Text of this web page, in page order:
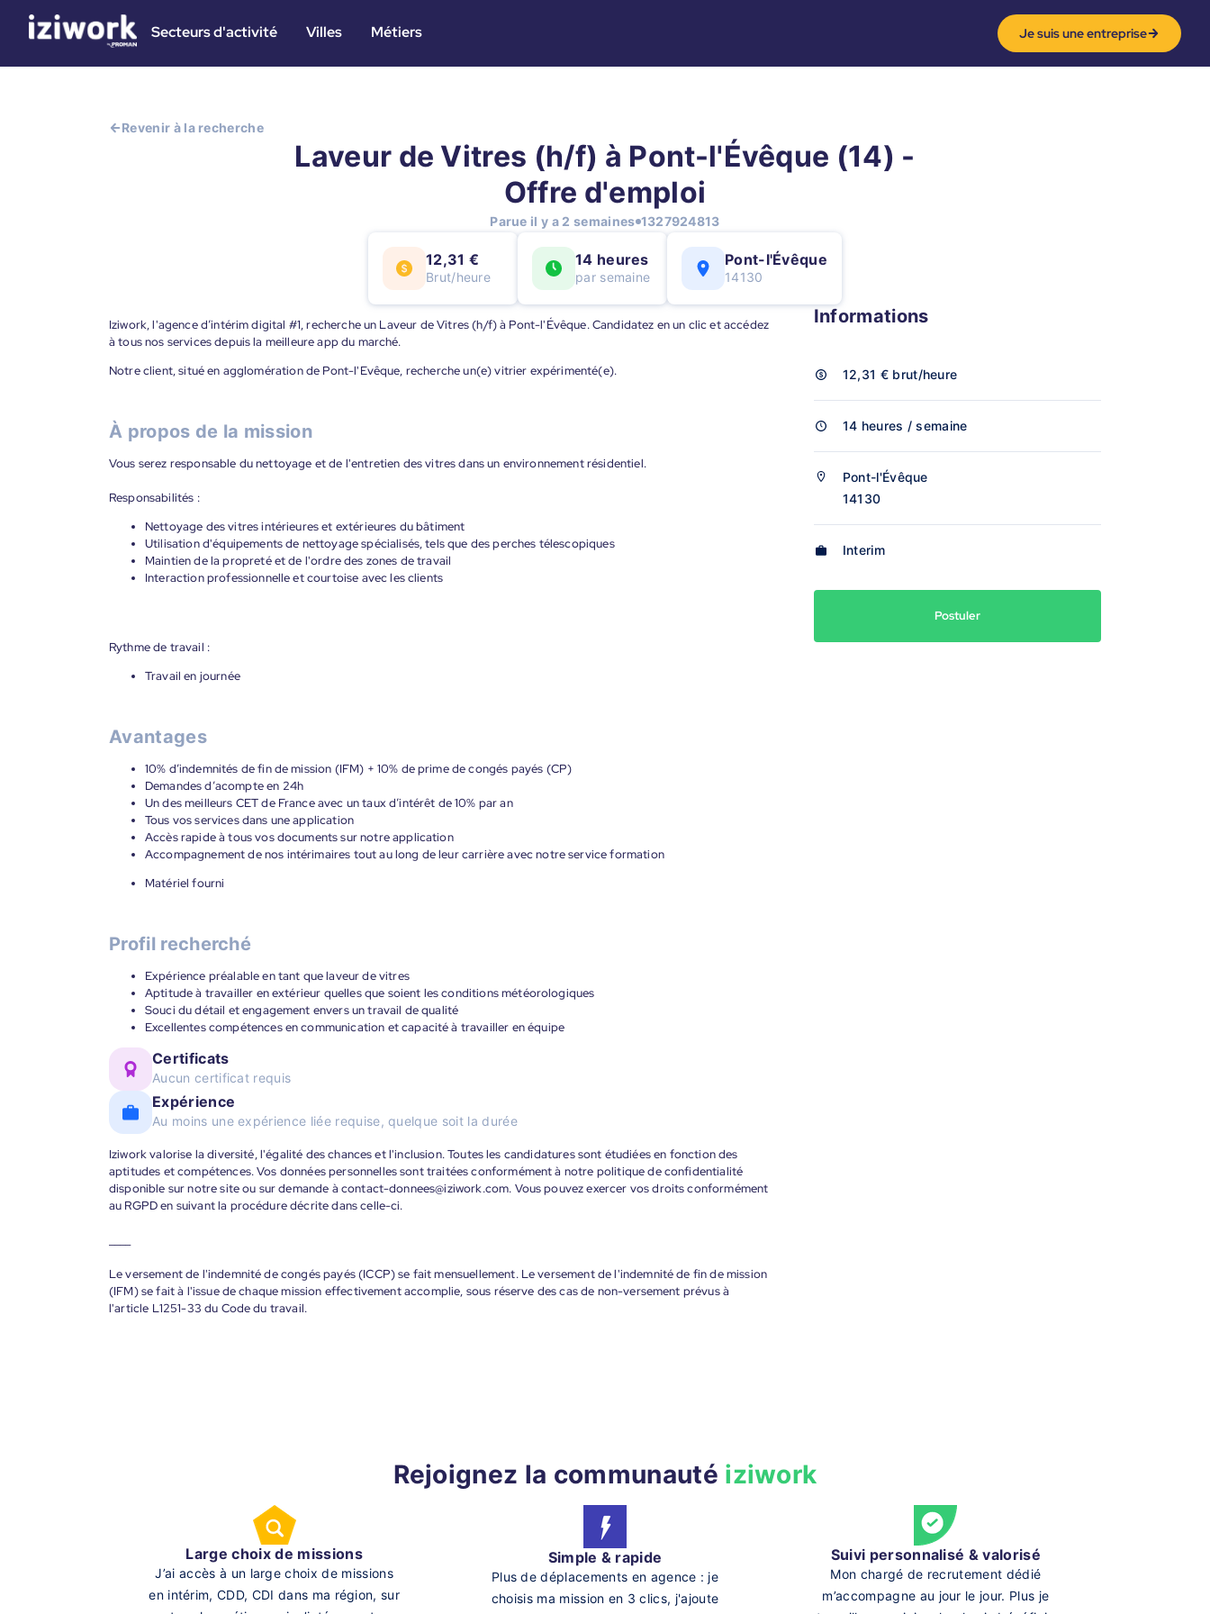
Secteurs d'activité Villes Métiers Je suis une entreprise
Revenir à la recherche
Laveur de Vitres (h/f) à Pont-l'Évêque (14) -
Offre d'emploi
Parue il y a 2 semaines 1327924813
12,31 €
Brut/heure
14 heures
par semaine
Pont-l'Évêque
14130
Iziwork, l'agence d’intérim digital #1, recherche un Laveur de Vitres (h/f) à Pont-l'Évêque. Candidatez en un clic et accédez
à tous nos services depuis la meilleure app du marché.
Notre client, situé en agglomération de Pont-l'Evêque, recherche un(e) vitrier expérimenté(e).
À propos de la mission
Vous serez responsable du nettoyage et de l'entretien des vitres dans un environnement résidentiel.
Responsabilités :
Nettoyage des vitres intérieures et extérieures du bâtiment
Utilisation d'équipements de nettoyage spécialisés, tels que des perches télescopiques
Maintien de la propreté et de l'ordre des zones de travail
Interaction professionnelle et courtoise avec les clients
Rythme de travail :
Travail en journée
Avantages
10% d’indemnités de fin de mission (IFM) + 10% de prime de congés payés (CP)
Demandes d’acompte en 24h
Un des meilleurs CET de France avec un taux d’intérêt de 10% par an
Tous vos services dans une application
Accès rapide à tous vos documents sur notre application
Accompagnement de nos intérimaires tout au long de leur carrière avec notre service formation
Matériel fourni
Profil recherché
Expérience préalable en tant que laveur de vitres
Aptitude à travailler en extérieur quelles que soient les conditions météorologiques
Souci du détail et engagement envers un travail de qualité
Excellentes compétences en communication et capacité à travailler en équipe
Certificats
Aucun certificat requis
Expérience
Au moins une expérience liée requise, quelque soit la durée
Iziwork valorise la diversité, l'égalité des chances et l'inclusion. Toutes les candidatures sont étudiées en fonction des
aptitudes et compétences. Vos données personnelles sont traitées conformément à notre politique de confidentialité
disponible sur notre site ou sur demande à contact-donnees@iziwork.com. Vous pouvez exercer vos droits conformément
au RGPD en suivant la procédure décrite dans celle-ci.
Le versement de l'indemnité de congés payés (ICCP) se fait mensuellement. Le versement de l'indemnité de fin de mission
(IFM) se fait à l'issue de chaque mission effectivement accomplie, sous réserve des cas de non-versement prévus à
l'article L1251-33 du Code du travail.
Informations
12,31 € brut/heure
14 heures / semaine
Pont-l'Évêque
14130
Interim
Postuler
Rejoignez la communauté iziwork
Large choix de missions
J’ai accès à un large choix de missions
en intérim, CDD, CDI dans ma région, sur
Simple & rapide
Plus de déplacements en agence : je
choisis ma mission en 3 clics, j'ajoute
Suivi personnalisé & valorisé
Mon chargé de recrutement dédié
m’accompagne au jour le jour. Plus je